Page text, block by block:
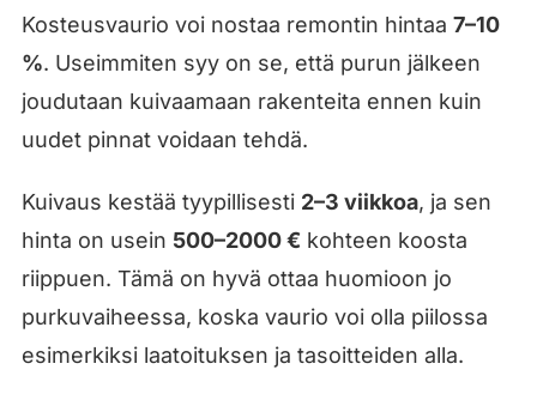
Kosteusvaurio voi nostaa remontin hintaa 7–10
%. Useimmiten syy on se, että purun jälkeen
joudutaan kuivaamaan rakenteita ennen kuin
uudet pinnat voidaan tehdä.
Kuivaus kestää tyypillisesti 2–3 viikkoa, ja sen
hinta on usein 500–2000 € kohteen koosta
riippuen. Tämä on hyvä ottaa huomioon jo
purkuvaiheessa, koska vaurio voi olla piilossa
esimerkiksi laatoituksen ja tasoitteiden alla.